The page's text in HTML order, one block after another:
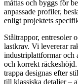
måttas och byggs för
anpassade profiler,
enligt projektets
Ståltrappor, entresoler
lastkrav. Vi levererar
industriplattformar och
och korrekt
trappa designas efter
till klassiska detaljer –